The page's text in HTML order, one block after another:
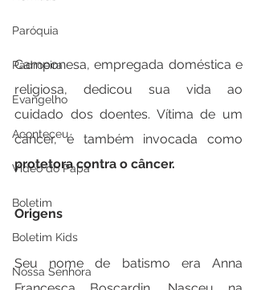
Paróquia
Padroeira
Evangelho
Aconteceu
Video do Papa
Boletim
Boletim Kids
Nossa Senhora
Camponesa, empregada doméstica e
religiosa, dedicou sua vida ao
cuidado dos doentes. Vítima de um
protetora contra o câncer.
Origens
Seu nome de batismo era Anna